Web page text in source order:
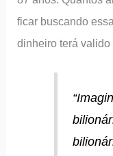
ficar buscando
dinheiro terá valido